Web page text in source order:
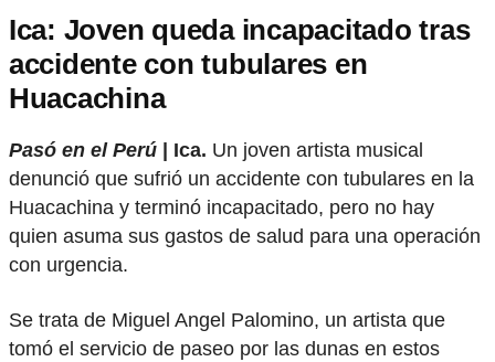
Ica: Joven queda incapacitado tras
accidente con tubulares en
Huacachina
Pasó en el Perú | Ica. Un joven artista musical
denunció que sufrió un accidente con tubulares en la
Huacachina y terminó incapacitado, pero no hay
quien asuma sus gastos de salud para una operación
con urgencia.
Se trata de Miguel Angel Palomino, un artista que
tomó el servicio de paseo por las dunas en estos